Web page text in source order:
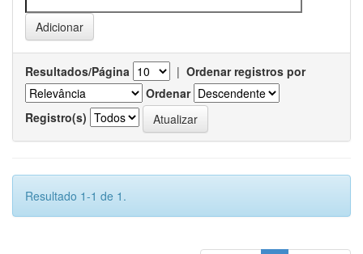
Resultados/Página | Ordenar registros por
Ordenar
Registro(s)
Resultado 1-1 de 1.